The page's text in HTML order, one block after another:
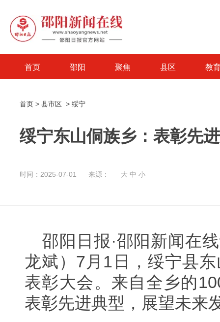
首页 邵阳 聚焦 县区 教
首页 > 县市区 > 绥宁
绥宁东山侗族乡：表彰先
时间：2025-07-01 来源： 大 中 小
邵阳日报·邵阳新闻在
龙斌） 7月1日，绥宁县东
表彰大会。来自全乡的
表彰先进典型，展望未来